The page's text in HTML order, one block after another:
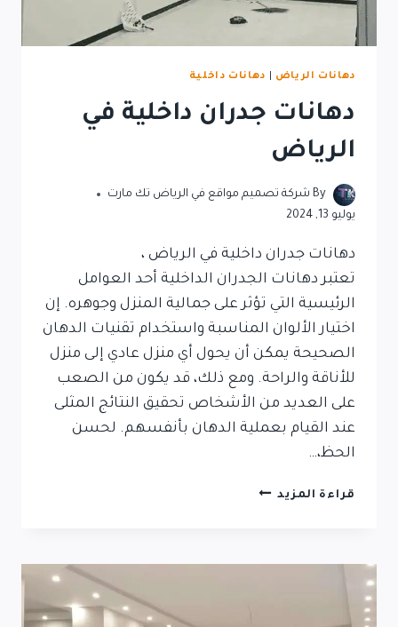
دهانات الرياض دهانات داخلية
دهانات جدران داخلية في
الرياض
By شركة تصميم مواقع في الرياض تك مارت
يوليو 13, 2024
دهانات جدران داخلية في الرياض ،
تعتبر دهانات الجدران الداخلية أحد العوامل
الرئيسية التي تؤثر على جمالية المنزل وجوهره. إن
اختيار الألوان المناسبة واستخدام تقنيات الدهان
الصحيحة يمكن أن يحول أي منزل عادي إلى منزل
للأناقة والراحة. ومع ذلك، قد يكون من الصعب
على العديد من الأشخاص تحقيق النتائج المثلى
عند القيام بعملية الدهان بأنفسهم. لحسن
الحظ،…
قراءة المزيد